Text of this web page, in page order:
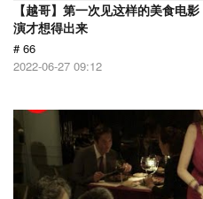
【越哥】第一次见这样的美食电
演才想得出来
# 66
2022-06-27 09:12